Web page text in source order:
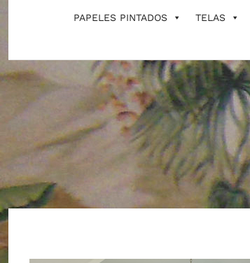
PAPELES PINTADOS TELAS